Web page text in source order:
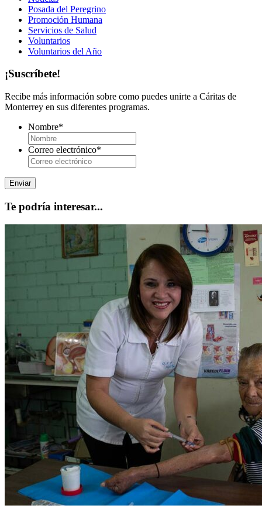
Posada del Peregrino
Promoción Humana
Servicios de Salud
Voluntarios
Voluntarios del Año
¡Suscríbete!
Recibe más información sobre como puedes unirte a Cáritas de
Monterrey en sus diferentes programas.
Nombre*
Correo electrónico*
Te podría interesar...